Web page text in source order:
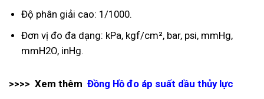
Độ phân giải cao: 1/1000.
Đơn vị đo đa dạng: kPa, kgf/cm², bar, psi, mmHg,
mmH2O, inHg.
>>>> Xem thêm Đồng Hồ đo áp suất dầu thủy lực